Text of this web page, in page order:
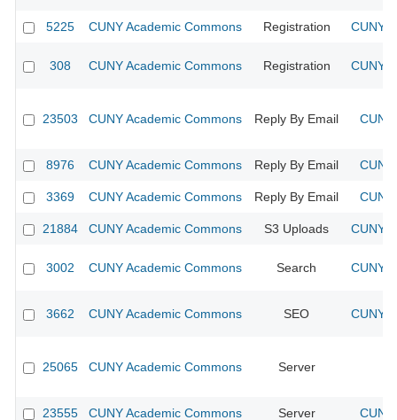
5225 CUNY Academic Commons Registration CUNY
308 CUNY Academic Commons Registration CUNY
23503 CUNY Academic Commons Reply By Email
8976 CUNY Academic Commons Reply By Email
3369 CUNY Academic Commons Reply By Email
21884 CUNY Academic Commons S3 Uploads CUNY
3002 CUNY Academic Commons Search CUNY
3662 CUNY Academic Commons SEO CUNY
25065 CUNY Academic Commons Server
23555 CUNY Academic Commons Server